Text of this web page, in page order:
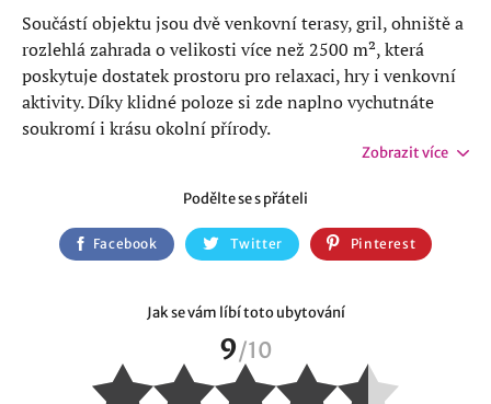
Součástí objektu jsou dvě venkovní terasy, gril, ohniště a
rozlehlá zahrada o velikosti více než 2500 m², která
poskytuje dostatek prostoru pro relaxaci, hry i venkovní
aktivity. Díky klidné poloze si zde naplno vychutnáte
soukromí i krásu okolní přírody.
turistických zajímavostí. Jen kousek odtud se rozprostírá
Krkonošský národní park, kde můžete objevovat
nádherné horské scenérie, hluboké lesy i horské louky.
klidnější atmosférou a krásnými výhledy.
Za návštěvu stojí i Žacléř s hornickými památkami nebo
nedalekáDělostřelecká tvrz Stachelberg, která patří mezi
Zobrazit více
Podělte se s přáteli
Facebook Twitter Pinterest
Jak se vám líbí toto ubytování
9/10